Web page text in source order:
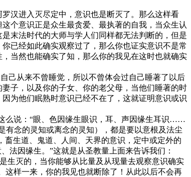
汉进入灭尽定中，意识也是断灭了。那么这样看
个意识正是众生最贪爱、最执著的自我，当众生认
末法时代的大师与学人们同样都无法判断的，但是
已经如此确实观察过了，那么你也证实意识不是常
当然也能确实了知，那么你的我见在这时也就确实
己从来不曾睡觉，所以不曾体会过自己睡著了以后
子，以及你的子女、你的老父母，当他们睡著的时
为他们眠熟时意识已经不在了，这就证明意识或识
么说：“眼、色因缘生眼识，耳、声因缘生耳识……
有念的灵知或离念的灵知），都是要以意根及法尘
生道、鬼道、人间、天界的意识，定中或定外的
法因缘生。”这就是从圣教量上面来告诉我们：
生灭的，当你能够从比量及从现量去观察意识确实
样一来，你的我见也就断除了！从此以后不会再